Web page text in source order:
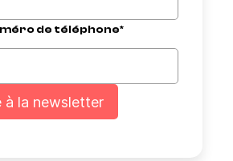
de téléphone*